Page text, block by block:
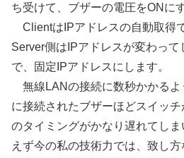
ち受けて、ブザーの電圧をONに
ClientはIPアドレスの自動取得
Server側はIPアドレスが変わっ
で、固定IPアドレスにします。
無線LANの接続に数秒かかるよ
に接続されたブザーほどスイッ
のタイミングがかなり遅れてし
えず今の私の技術力では、致し方